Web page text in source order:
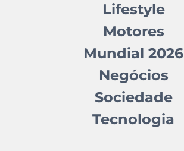
Lifestyle
Motores
Mundial 2026
Negócios
Sociedade
Tecnologia